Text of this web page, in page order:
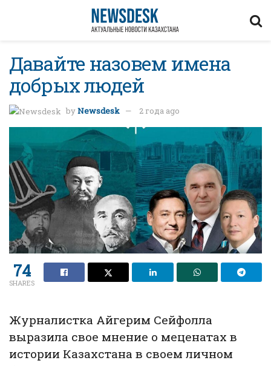
Давайте назовем имена
добрых людей
byNewsdesk 2 года ago
74
SHARES
Журналистка Айгерим Сейфолла
выразила свое мнение о меценатах в
истории Казахстана в своем личном